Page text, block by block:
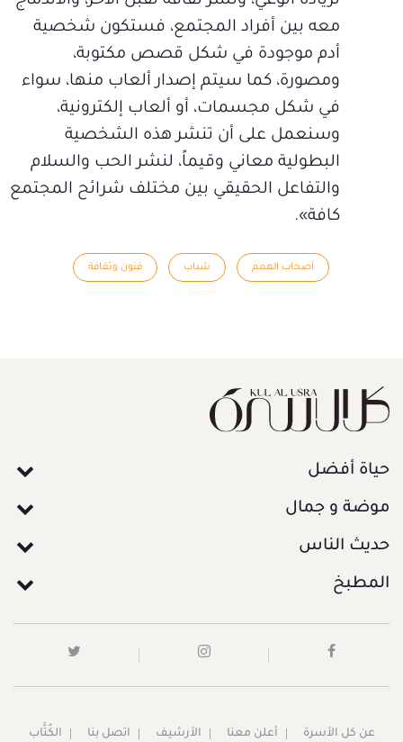
معه بين أفراد المجتمع، فستكون شخصية
أدم موجودة في شكل قصص مكتوبة،
ومصورة، كما سيتم إصدار ألعاب منها، سواء
في شكل مجسمات، أو ألعاب إلكترونية،
وسنعمل على أن تنشر هذه الشخصية
البطولية معاني وقيماً، لنشر الحب والسلام
والتفاعل الحقيقي بين مختلف شرائح المجتمع
كافة».
أصحاب الهمم شباب فنون وثقافة
حياة أفضل
موضة و جمال
حديث الناس
المطبخ
عن كل الأسرة أعلن معنا الأرشيف اتصل بنا الكُتَّاب